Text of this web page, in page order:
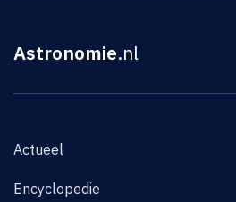
Astronomie.nl
Actueel
Encyclopedie